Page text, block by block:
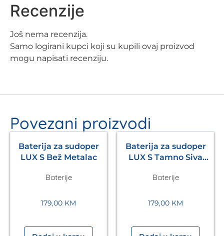
Recenzije
Još nema recenzija.
Samo logirani kupci koji su kupili ovaj proizvod
mogu napisati recenziju.
Povezani proizvodi
Baterija za sudoper
LUX S Bež Metalac
Baterije
179,00 KM
Baterija za sudoper
LUX S Tamno Siva
Baterije
179,00 KM